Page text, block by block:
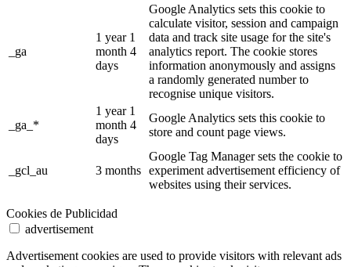
_ga
1 year 1
month 4
days
Google Analytics sets this cookie to
calculate visitor, session and campaign
data and track site usage for the site's
analytics report. The cookie stores
information anonymously and assigns
a randomly generated number to
recognise unique visitors.
_ga_*
1 year 1
month 4
days
Google Analytics sets this cookie to
store and count page views.
_gcl_au 3 months
Google Tag Manager sets the cookie to
experiment advertisement efficiency of
websites using their services.
Cookies de Publicidad
advertisement
Advertisement cookies are used to provide visitors with relevant ads